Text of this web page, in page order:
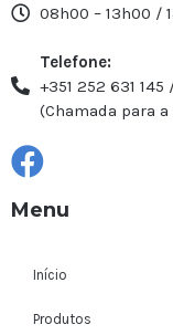
08h00 – 13h00 /
Telefone:
+351 252 631
(Chamada para
Menu
Início
Produtos